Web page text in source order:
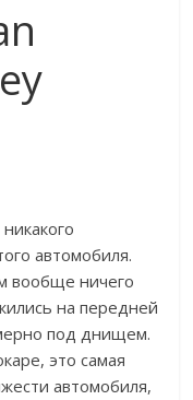
автомобиля.
вообще ничего
на передней
под днищем.
это самая
автомобиля,